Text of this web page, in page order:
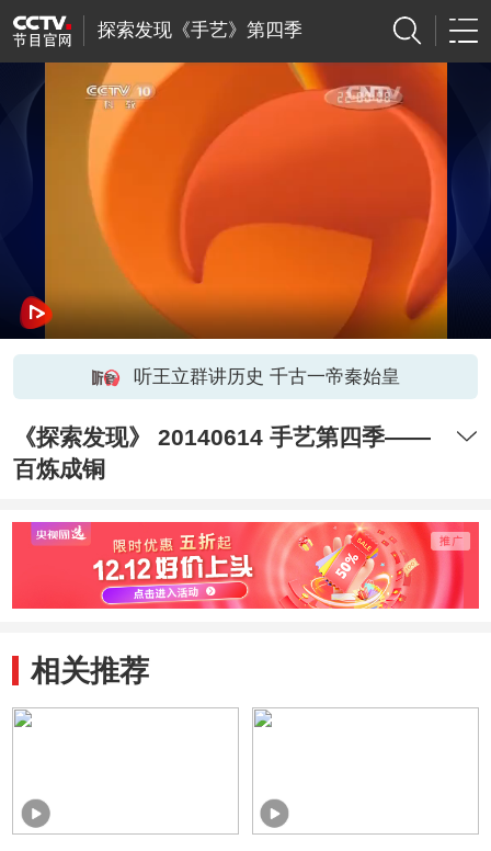
探索发现《手艺》第四季
听王立群讲历史 千古一帝秦始皇
《探索发现》 20140614 手艺第四季——
百炼成铜
相关推荐